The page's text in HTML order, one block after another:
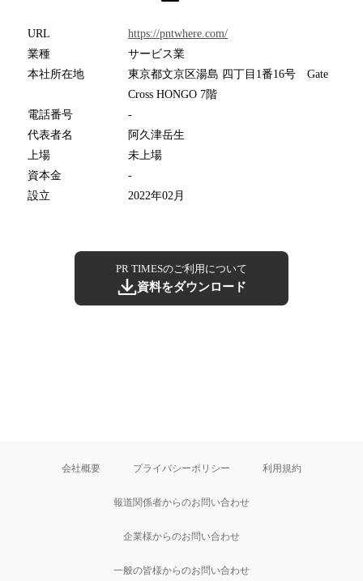
URL
https://pntwhere.com/
業種
サービス業
本社所在地
東京都文京区湯島 四丁目1番16号 Gate
Cross HONGO 7階
電話番号
-
代表者名
阿久津岳生
上場
未上場
資本金
-
設立
2022年02月
PR TIMESのご利用について
資料をダウンロード
会社概要 プライバシーポリシー 利用規約
報道関係者からのお問い合わせ
企業様からのお問い合わせ
一般の皆様からのお問い合わせ